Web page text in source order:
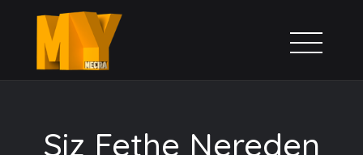
Siz Fethe Nereden